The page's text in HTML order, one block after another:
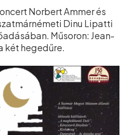
Norbert Ammer és
Dinu Lipatti
Műsoron: Jean-
két hegedűre.